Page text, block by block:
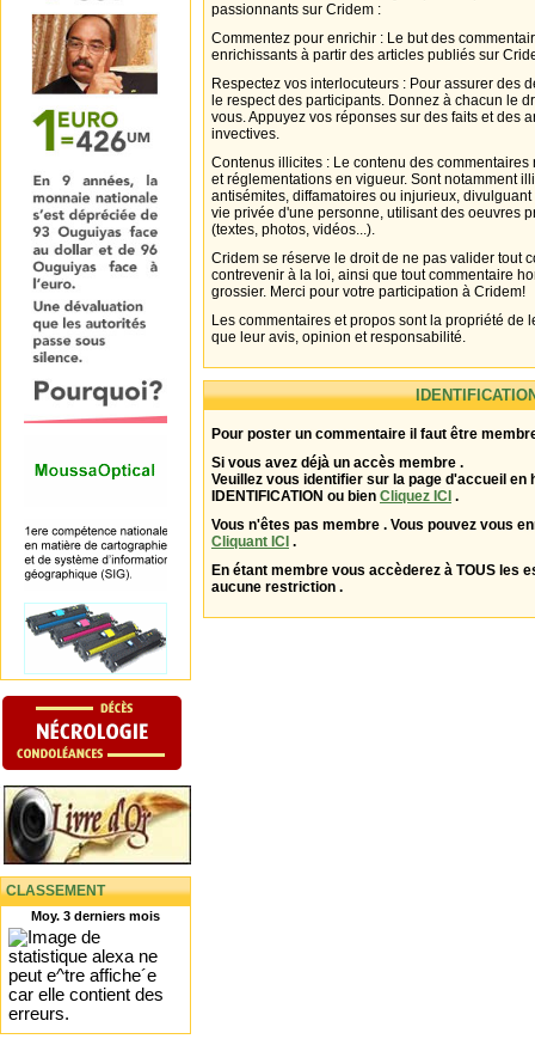
CLASSEMENT
Moy. 3 derniers mois
passionnants sur Cridem :
Commentez pour enrichir : Le but des
enrichissants à partir des articles publiés sur
Respectez vos interlocuteurs : Pour assurer des
le respect des participants. Donnez à chacun le
vous. Appuyez vos réponses sur des faits et des
invectives.
Contenus illicites : Le contenu des
et réglementations en vigueur. Sont notamment
antisémites, diffamatoires ou injurieux,
vie privée d'une personne, utilisant des oeuvres
(textes, photos, vidéos...).
Cridem se réserve le droit de ne pas valider tout
contrevenir à la loi, ainsi que tout commentaire
grossier. Merci pour votre participation à Cridem!
Les commentaires et propos sont la propriété de
que leur avis, opinion et responsabilité.
Pour poster un commentaire il faut être
Si vous avez déjà un accès membre .
Veuillez vous identifier sur la page d'accueil en
IDENTIFICATION ou bien Cliquez ICI .
Vous n'êtes pas membre . Vous pouvez vous
Cliquant ICI .
En étant membre vous accèderez à TOUS les
aucune restriction .